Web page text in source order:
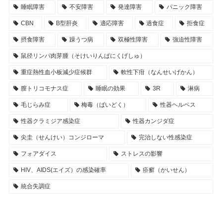
睡眠障害 不安障害 発達障害 パニック障害
CBN B型肝炎 適応障害 過食症 拒食症
摂食障害 躁うつ病 双極性障害 強迫性障害
鼠径リンパ肉芽腫（そけいりんぱにくげしゅ）
重症熱性血小板減少症候群 軟性下疳（なんせいげかん）
膣トリコモナス症 睡眠の効果 3R 淋病
毛じらみ症 梅毒（ばいどく） 性器ヘルペス
性器クラミジア感染症 性器カンジダ症
尖圭（せんけい）コンジローマ 完治しない性感染症
フォアダイス ストレスの影響
HIV、AIDS(エイズ）の感染確率 疥癬（かいせん）
統合失調症